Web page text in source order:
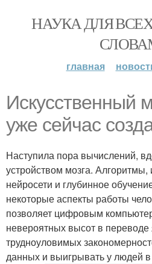
НАУКА ДЛЯ
главная
Искусственный
уже сейчас
Наступила пора вычислений,
устройством мозга.
нейросети и глубинное
некоторые аспекты работы
позволяет цифровым
невероятных высот в переводе
трудноуловимых
данных и выигрывать у людей в